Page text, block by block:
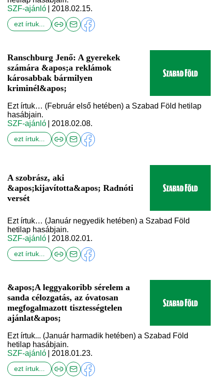
SZF-ajánló
| 2018.02.15.
ezt írtuk...
Ranschburg Jenő: A gyerekek
számára &apos;a reklámok
károsabbak bármilyen
kriminél&apos;
Ezt írtuk… (Február első hetében) a Szabad Föld hetilap
hasábjain.
SZF-ajánló
| 2018.02.08.
ezt írtuk...
A szobrász, aki
&apos;kijavította&apos; Radnóti
versét
Ezt írtuk… (Január negyedik hetében) a Szabad Föld
hetilap hasábjain.
SZF-ajánló
| 2018.02.01.
ezt írtuk...
&apos;A leggyakoribb sérelem a
sanda célozgatás, az óvatosan
megfogalmazott tisztességtelen
ajánlat&apos;
Ezt írtuk... (Január harmadik hetében) a Szabad Föld
hetilap hasábjain.
SZF-ajánló
| 2018.01.23.
ezt írtuk...